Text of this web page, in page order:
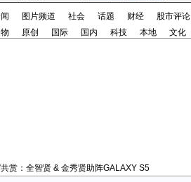
图片频道 社会 话题 财经 股市评论
原创 国际 国内 科技 本地 文化
共赏：全智贤 & 金秀贤助阵GALAXY S5